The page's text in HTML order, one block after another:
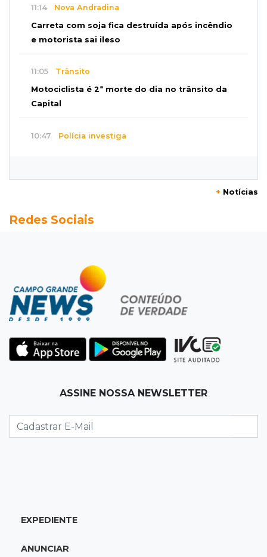
11:14 Nova Andradina
Carreta com soja fica destruída após incêndio
e motorista sai ileso
11:05 Trânsito
Motociclista é 2ª morte do dia no trânsito da
Capital
10:47 Polícia investiga
Federação oficializa Delcídio e disputa ao
Cidade Jardim
Empresária perde quase R$ 30 mil em golpe
da falsa oferta de empréstimo
Anvisa sobe alerta sobre testosterona sem
indicação como risco ao coração
Comércio exterior
alta das exportações
10:09Corumbá
comunidade volta a ficar isolada no Pantanal
+ Notícias
Redes Sociais
ASSINE NOSSA NEWSLETTER
EXPEDIENTE
ANUNCIAR